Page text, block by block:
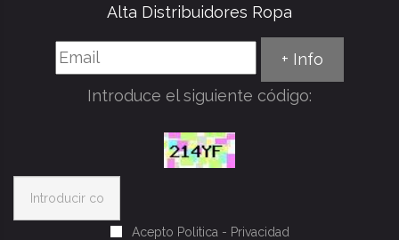
Alta Distribuidores Ropa
+ Info
Introduce el siguiente código:
Acepto Politica - Privacidad